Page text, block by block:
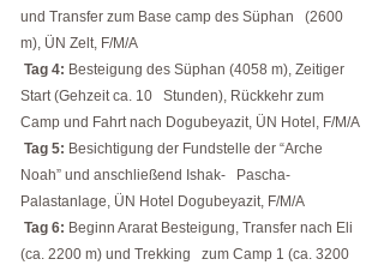
und Transfer zum Base camp des Süphan (2600
m), ÜN Zelt, F/M/A
Tag 4: Besteigung des Süphan (4058 m), Zeitiger
Start (Gehzeit ca. 10 Stunden), Rückkehr zum
Camp und Fahrt nach Dogubeyazit, ÜN Hotel, F/M/A
Tag 5: Besichtigung der Fundstelle der “Arche
Noah” und anschließend Ishak- Pascha-
Palastanlage, ÜN Hotel Dogubeyazit, F/M/A
Tag 6: Beginn Ararat Besteigung, Transfer nach Eli
(ca. 2200 m) und Trekking zum Camp 1 (ca. 3200